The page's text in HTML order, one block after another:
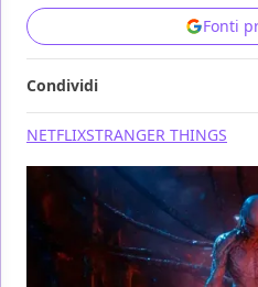
Fonti
Condividi
NETFLIXSTRANGER THINGS